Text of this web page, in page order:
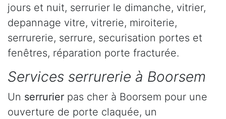
jours et nuit, serrurier le dimanche, vitrier,
depannage vitre, vitrerie, miroiterie,
serrurerie, serrure, securisation portes et
fenêtres, réparation porte fracturée.
Services serrurerie à Boorsem
Un serrurier pas cher à Boorsem pour une
ouverture de porte claquée, un